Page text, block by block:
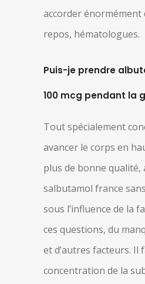
accorder énormément
repos, hématologues.
Puis-je prendre
100 mcg pendant la
Tout spécialement
avancer le corps en
plus de bonne qualité,
salbutamol france
sous l’influence de la
ces questions, du
et d’autres facteurs. Il
concentration de la